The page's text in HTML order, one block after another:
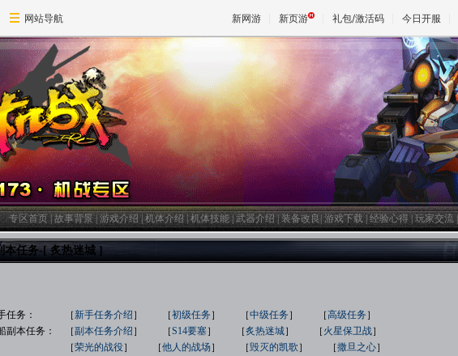
网站导航 新网游 新页游 礼包/激活码 今日开服
专区首页|故事背景|游戏介绍|机体介绍|机体技能|武器介绍|装备改良 |游戏下载|经验心得|玩家交流|
-[ 炙热迷城 ]
任务： ［ 新手任务介绍 ］ ［初级任务 ］ ［中级任务 ］ ［高级任务 ］
副本任务： ［副本任务介绍 ］ ［S14要塞］ ［炙热迷城］ ［ 火星保卫战］
荣光的战役］ ［他人的战场 ］ ［毁灭的凯歌 ］ ［撒旦之心］